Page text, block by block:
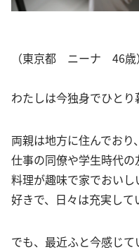
（東京都 ニーナ 46歳）
わたしは今独身でひとり
両親は地方に住んでおり
仕事の同僚や学生時代の
料理が趣味で家でおい
好きで、日々は充実して
でも、最近ふと今感じ